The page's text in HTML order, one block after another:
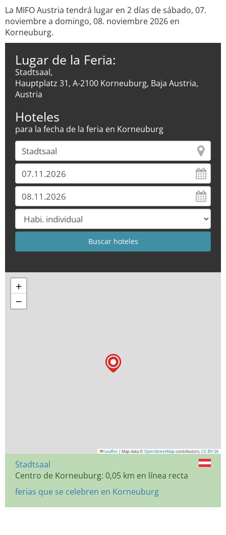
La MIFO Austria tendrá lugar en 2 días de sábado, 07.
noviembre a domingo, 08. noviembre 2026 en
Korneuburg.
Lugar de la Feria:
Stadtsaal,
Hauptplatz 31, A-2100 Korneuburg, Baja Austria,
Austria
Hoteles
para la fecha de la feria en Korneuburg
+
−
Leaflet | Map data © OpenStreetMap contributors, CC-BY-SA
Stadtsaal
Centro de Korneuburg: 0,05 km en línea recta
ferias que se celebren en Korneuburg